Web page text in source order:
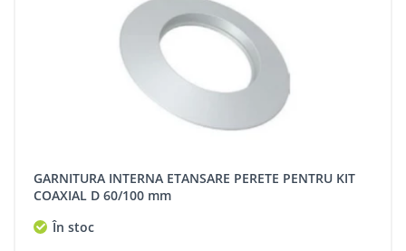
GARNITURA INTERNA ETANSARE PERETE PENTRU KIT
COAXIAL D 60/100 mm
În stoc